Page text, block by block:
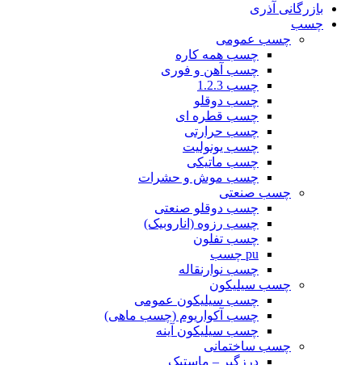
بازرگانی آذری
چسب
چسب عمومی
چسب همه کاره
چسب آهن و فوری
چسب 1.2.3
چسب دوقلو
چسب قطره ای
چسب حرارتی
چسب یونولیت
چسب ماتیکی
چسب موش و حشرات
چسب صنعتی
چسب دوقلو صنعتی
چسب رزوه (اناروبیک)
چسب تفلون
pu چسب
چسب نوارنقاله
چسب سیلیکون
چسب سیلیکون عمومی
چسب آکواریوم (چسب ماهی)
چسب سیلیکون آینه
چسب ساختمانی
درزگیر – ماستیک